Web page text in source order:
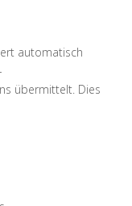
automatisch
übermittelt. Dies